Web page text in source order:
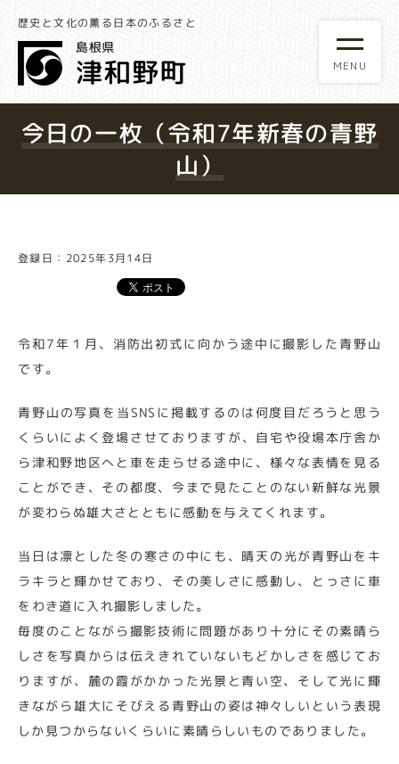
歴史と文化の薫る日本のふるさと
今日の一枚（令和7年新春の青野
山）
登録日：2025年3月14日
令和7年１月、消防出初式に向かう途中に撮影した青野山
です。
青野山の写真を当SNSに掲載するのは何度目だろうと思う
くらいによく登場させておりますが、自宅や役場本庁舎か
ら津和野地区へと車を走らせる途中に、様々な表情を見る
ことができ、その都度、今まで見たことのない新鮮な光景
が変わらぬ雄大さとともに感動を与えてくれます。
当日は凛とした冬の寒さの中にも、晴天の光が青野山をキ
ラキラと輝かせており、その美しさに感動し、とっさに車
をわき道に入れ撮影しました。
毎度のことながら撮影技術に問題があり十分にその素晴ら
しさを写真からは伝えきれていないもどかしさを感じてお
りますが、麓の霞がかかった光景と青い空、そして光に輝
きながら雄大にそびえる青野山の姿は神々しいという表現
しか見つからないくらいに素晴らしいものでありました。